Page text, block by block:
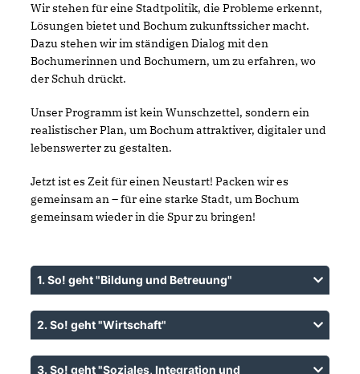
Wir stehen für eine Stadtpolitik, die Probleme erkennt,
Lösungen bietet und Bochum zukunftssicher macht.
Dazu stehen wir im ständigen Dialog mit den
Bochumerinnen und Bochumern, um zu erfahren, wo
der Schuh drückt.
Unser Programm ist kein Wunschzettel, sondern ein
realistischer Plan, um Bochum attraktiver, digitaler und
lebenswerter zu gestalten.
Jetzt ist es Zeit für einen Neustart! Packen wir es
gemeinsam an – für eine starke Stadt, um Bochum
gemeinsam wieder in die Spur zu bringen!
1. So! geht "Bildung und Betreuung"
2. So! geht "Wirtschaft"
3. So! geht "Soziales, Integration und